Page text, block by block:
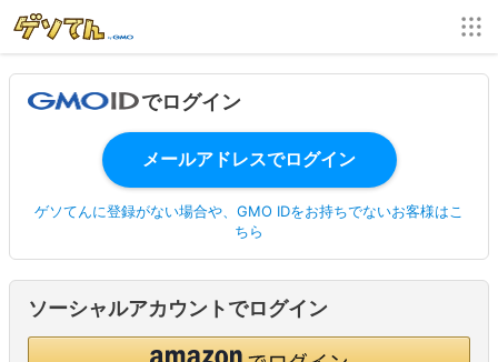
でログイン
ゲソてんに登録がない場合や、GMO IDをお持ちでないお客様はこ
ちら
ソーシャルアカウントでログイン